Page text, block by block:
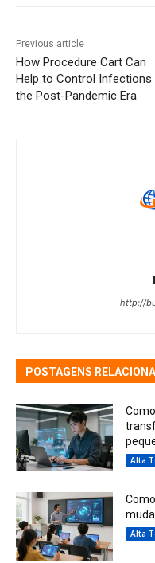
Previous article
How Procedure Cart Can
Help to Control Infections
the Post-Pandemic Era
http://
POSTAGENS
Alta
Alta